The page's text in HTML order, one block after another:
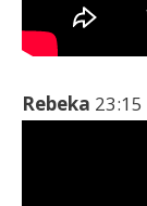
Rebeka 23:15